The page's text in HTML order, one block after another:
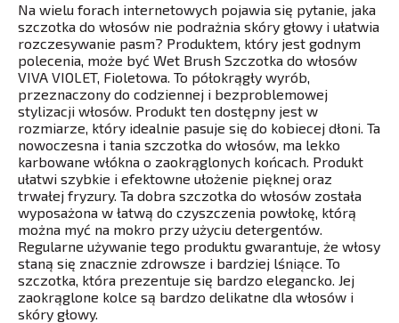
Na wielu forach internetowych pojawia się pytanie, jaka
szczotka do włosów nie podrażnia skóry głowy i ułatwia
rozczesywanie pasm? Produktem, który jest godnym
polecenia, może być Wet Brush Szczotka do włosów
VIVA VIOLET, Fioletowa. To półokrągły wyrób,
przeznaczony do codziennej i bezproblemowej ​
stylizacji włosów. Produkt ten dostępny jest w
rozmiarze, który idealnie pasuje się do kobiecej dłoni. Ta
nowoczesna i tania szczotka do włosów, ma lekko
karbowane włókna o zaokrąglonych końcach. Produkt
ułatwi szybkie i efektowne ułożenie pięknej oraz
trwałej fryzury. Ta dobra szczotka do włosów została
wyposażona w łatwą do czyszczenia powłokę, którą
można myć na mokro przy użyciu detergentów.
Regularne używanie tego produktu gwarantuje, że włosy
staną się znacznie zdrowsze i bardziej lśniące. To
szczotka, która prezentuje się bardzo elegancko. Jej
zaokrąglone kolce są bardzo delikatne dla włosów i
skóry głowy.